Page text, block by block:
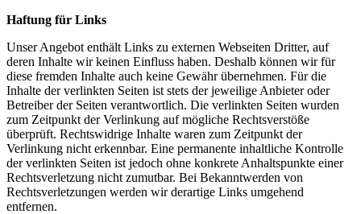
Haftung für Links
Unser Angebot enthält Links zu externen Webseiten Dritter, auf
deren Inhalte wir keinen Einfluss haben. Deshalb können wir für
diese fremden Inhalte auch keine Gewähr übernehmen. Für die
Inhalte der verlinkten Seiten ist stets der jeweilige Anbieter oder
Betreiber der Seiten verantwortlich. Die verlinkten Seiten wurden
zum Zeitpunkt der Verlinkung auf mögliche Rechtsverstöße
überprüft. Rechtswidrige Inhalte waren zum Zeitpunkt der
Verlinkung nicht erkennbar. Eine permanente inhaltliche Kontrolle
der verlinkten Seiten ist jedoch ohne konkrete Anhaltspunkte einer
Rechtsverletzung nicht zumutbar. Bei Bekanntwerden von
Rechtsverletzungen werden wir derartige Links umgehend
entfernen.